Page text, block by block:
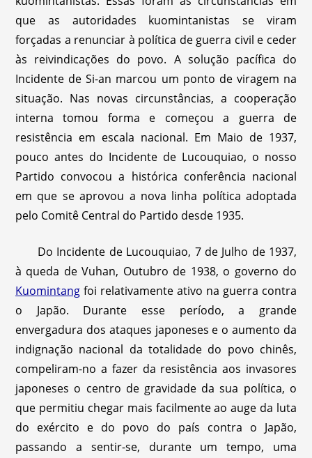
que as autoridades kuomintanistas se viram
forçadas a renunciar à política de guerra civil e ceder
às reivindicações do povo. A solução pacífica do
Incidente de Si-an marcou um ponto de viragem na
situação. Nas novas circunstâncias, a cooperação
interna tomou forma e começou a guerra de
resistência em escala nacional. Em Maio de 1937,
pouco antes do Incidente de Lucouquiao, o nosso
Partido convocou a histórica conferência nacional
em que se aprovou a nova linha política adoptada
pelo Comitê Central do Partido desde 1935.
Do Incidente de Lucouquiao, 7 de Julho de 1937,
à queda de Vuhan, Outubro de 1938, o governo do
Kuomintang foi relativamente ativo na guerra contra
o Japão. Durante esse período, a grande
envergadura dos ataques japoneses e o aumento da
indignação nacional da totalidade do povo chinês,
compeliram-no a fazer da resistência aos invasores
japoneses o centro de gravidade da sua política, o
que permitiu chegar mais facilmente ao auge da luta
do exército e do povo do país contra o Japão,
passando a sentir-se, durante um tempo, uma